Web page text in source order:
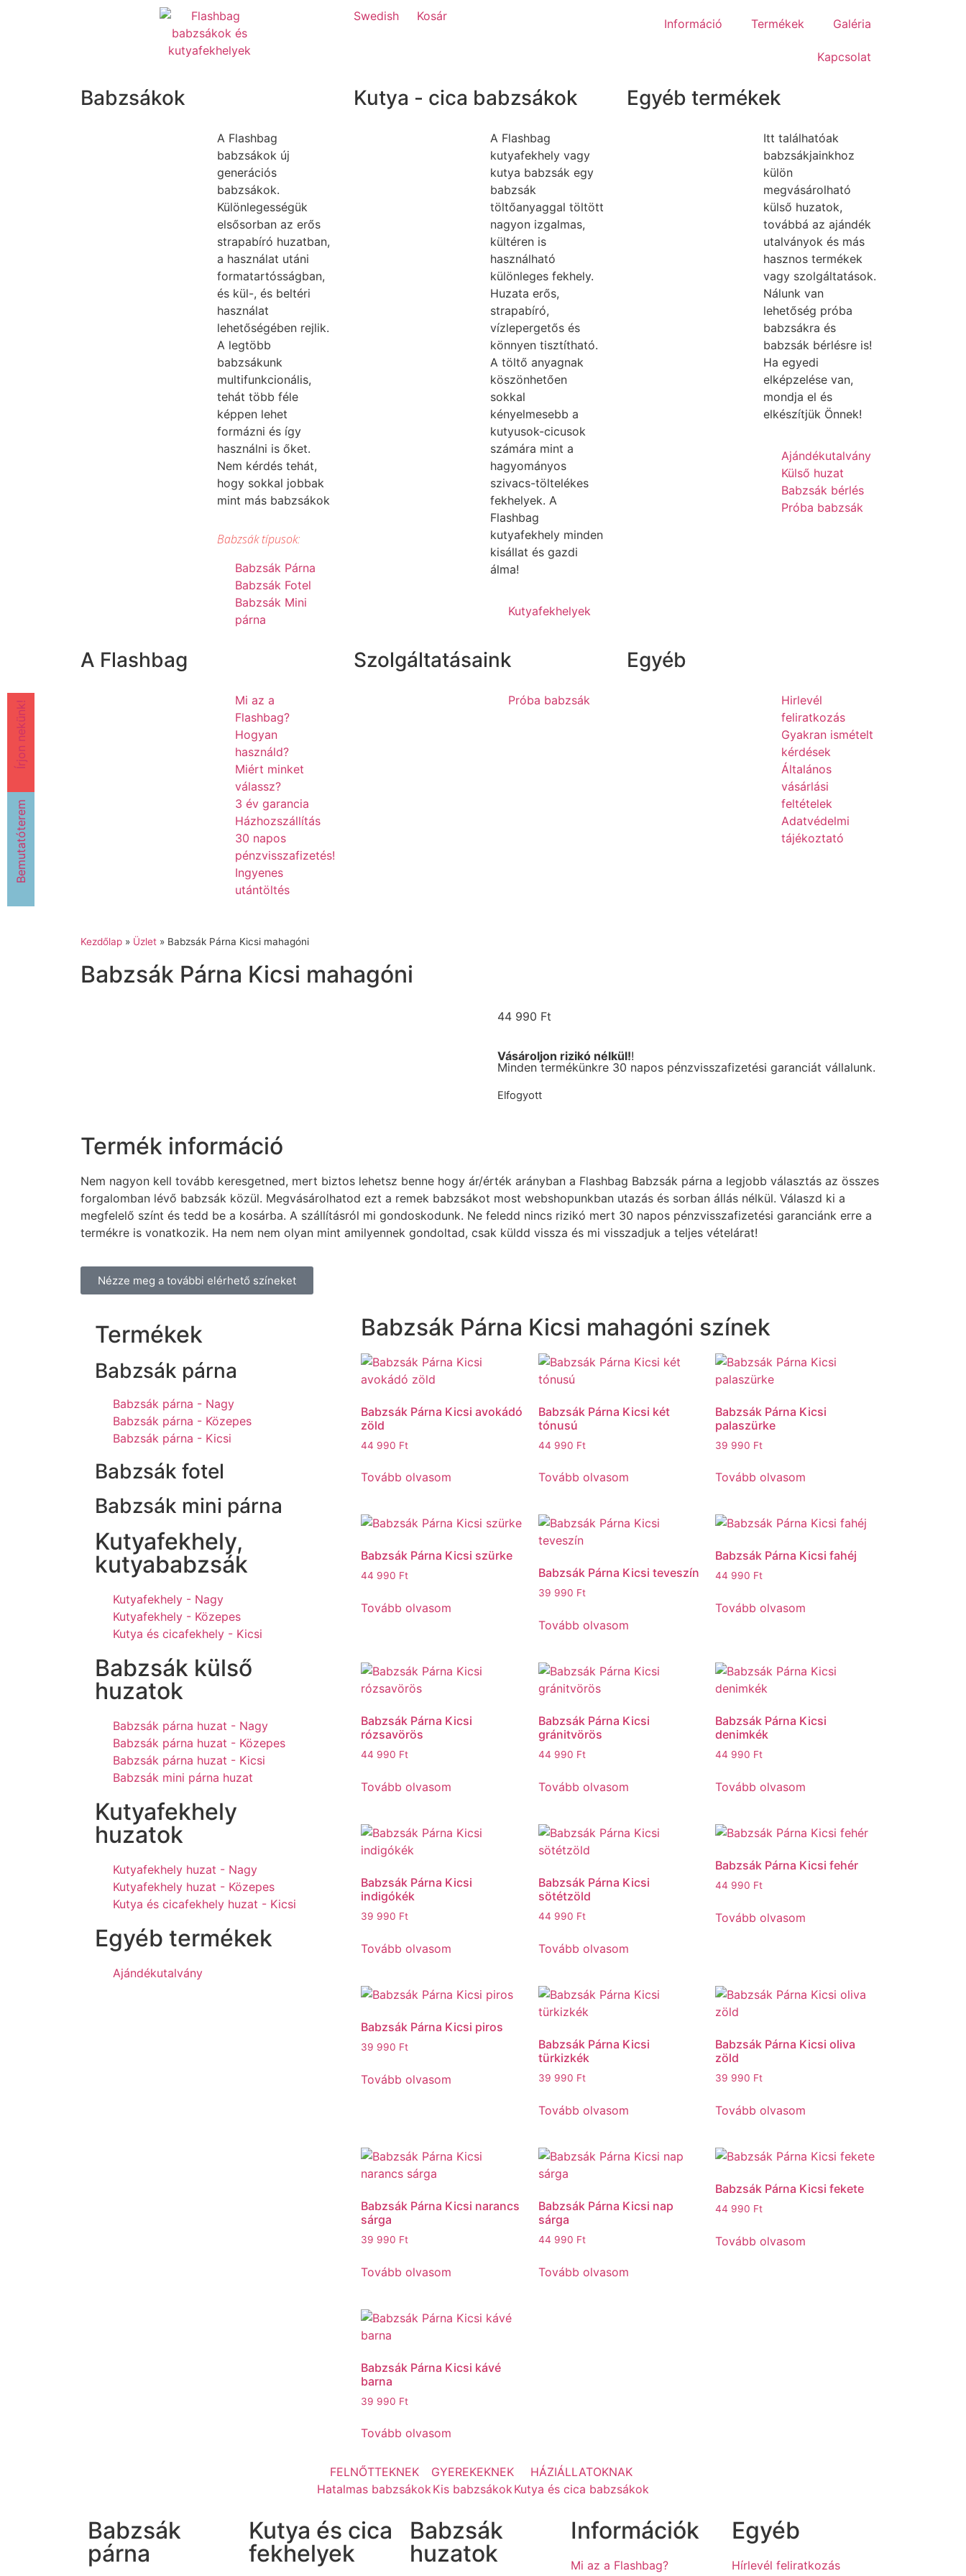
Swedish Kosár
Információ Termékek Galéria
Kapcsolat
Babzsákok
A Flashbag
babzsákok új
generációs
babzsákok.
Különlegességük
elsősorban az erős
strapabíró huzatban,
a használat utáni
formatartósságban,
és kül-, és beltéri
használat
lehetőségében rejlik.
A legtöbb
babzsákunk
multifunkcionális,
tehát több féle
képpen lehet
formázni és így
használni is őket.
Nem kérdés tehát,
hogy sokkal jobbak
mint más babzsákok
Babzsák típusok:
Babzsák Párna
Babzsák Fotel
Babzsák Mini
párna
Kutya - cica babzsákok
A Flashbag
kutyafekhely vagy
kutya babzsák egy
babzsák
töltőanyaggal töltött
nagyon izgalmas,
kültéren is
használható
különleges fekhely.
Huzata erős,
strapabíró,
vízlepergetős és
könnyen tisztítható.
A töltő anyagnak
köszönhetően
sokkal
kényelmesebb a
kutyusok-cicusok
számára mint a
hagyományos
szivacs-töltelékes
fekhelyek. A
Flashbag
kutyafekhely minden
kisállat és gazdi
álma!
Kutyafekhelyek
Egyéb termékek
Itt találhatóak
babzsákjainkhoz
külön
megvásárolható
külső huzatok,
továbbá az ajándék
utalványok és más
hasznos termékek
vagy szolgáltatások.
Nálunk van
lehetőség próba
babzsákra és
babzsák bérlésre is!
Ha egyedi
elképzelése van,
mondja el és
elkészítjük Önnek!
Ajándékutalvány
Külső huzat
Babzsák bérlés
Próba babzsák
A Flashbag
Mi az a
Flashbag?
Hogyan
használd?
Miért minket
válassz?
3 év garancia
Házhozszállítás
30 napos
pénzvisszafizetés!
Ingyenes
utántöltés
Szolgáltatásaink
Próba babzsák
Egyéb
Hirlevél
feliratkozás
Gyakran ismételt
kérdések
Általános
vásárlási
feltételek
Adatvédelmi
tájékoztató
Bemutatóterem
Írjon nekünk!
Kezdőlap » Üzlet » Babzsák Párna Kicsi mahagóni
Babzsák Párna Kicsi mahagóni
44 990 Ft
Vásároljon rizikó nélkül!!
Minden termékünkre 30 napos pénzvisszafizetési garanciát vállalunk.
Elfogyott
Termék információ
Nem nagyon kell tovább keresgetned, mert biztos lehetsz benne hogy ár/érték arányban a Flashbag Babzsák párna a legjobb választás az összes
forgalomban lévő babzsák közül. Megvásárolhatod ezt a remek babzsákot most webshopunkban utazás és sorban állás nélkül. Válaszd ki a
megfelelő színt és tedd be a kosárba. A szállításról mi gondoskodunk. Ne feledd nincs rizikó mert 30 napos pénzvisszafizetési garanciánk erre a
termékre is vonatkozik. Ha nem nem olyan mint amilyennek gondoltad, csak küldd vissza és mi visszadjuk a teljes vételárat!
Nézze meg a további elérhető színeket
Termékek
Babzsák párna
Babzsák párna - Nagy
Babzsák párna - Közepes
Babzsák párna - Kicsi
Babzsák fotel
Babzsák mini párna
Kutyafekhely,
kutyababzsák
Kutyafekhely - Nagy
Kutyafekhely - Közepes
Kutya és cicafekhely - Kicsi
Babzsák külső
huzatok
Babzsák párna huzat - Nagy
Babzsák párna huzat - Közepes
Babzsák párna huzat - Kicsi
Babzsák mini párna huzat
Kutyafekhely
huzatok
Kutyafekhely huzat - Nagy
Kutyafekhely huzat - Közepes
Kutya és cicafekhely huzat - Kicsi
Egyéb termékek
Ajándékutalvány
Babzsák Párna Kicsi mahagóni színek
Babzsák Párna Kicsi avokádó
zöld
44 990 Ft
Tovább olvasom
Babzsák Párna Kicsi két
tónusú
44 990 Ft
Tovább olvasom
Babzsák Párna Kicsi
palaszürke
39 990 Ft
Tovább olvasom
Babzsák Párna Kicsi szürke
44 990 Ft
Tovább olvasom
Babzsák Párna Kicsi teveszín
39 990 Ft
Tovább olvasom
Babzsák Párna Kicsi fahéj
44 990 Ft
Tovább olvasom
Babzsák Párna Kicsi
rózsavörös
44 990 Ft
Tovább olvasom
Babzsák Párna Kicsi
gránitvörös
44 990 Ft
Tovább olvasom
Babzsák Párna Kicsi
denimkék
44 990 Ft
Tovább olvasom
Babzsák Párna Kicsi
indigókék
39 990 Ft
Tovább olvasom
Babzsák Párna Kicsi
sötétzöld
44 990 Ft
Tovább olvasom
Babzsák Párna Kicsi fehér
44 990 Ft
Tovább olvasom
Babzsák Párna Kicsi piros
39 990 Ft
Tovább olvasom
Babzsák Párna Kicsi
türkizkék
39 990 Ft
Tovább olvasom
Babzsák Párna Kicsi oliva
zöld
39 990 Ft
Tovább olvasom
Babzsák Párna Kicsi narancs
sárga
39 990 Ft
Tovább olvasom
Babzsák Párna Kicsi nap
sárga
44 990 Ft
Tovább olvasom
Babzsák Párna Kicsi fekete
44 990 Ft
Tovább olvasom
Babzsák Párna Kicsi kávé
barna
39 990 Ft
Tovább olvasom
FELNŐTTEKNEK
Hatalmas babzsákok
GYEREKEKNEK
Kis babzsákok
HÁZIÁLLATOKNAK
Kutya és cica babzsákok
Babzsák
párna
Kutya és cica
fekhelyek
Babzsák
huzatok
Információk
Mi az a Flashbag?
Egyéb
Hírlevél feliratkozás